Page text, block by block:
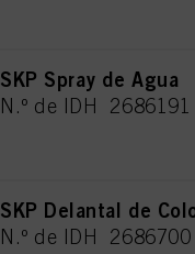
SKP Spray de Agua
N.º de IDH 2686191
SKP Delantal de
N.º de IDH 2686700